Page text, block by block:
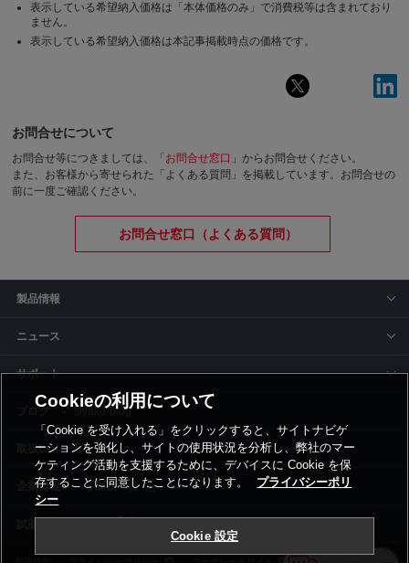
表示している希望納入価格は「本体価格のみ」で消費税等は含まれており
ません。
表示している希望納入価格は本記事掲載時点の価格です。
お問合せについて
お問合せ等につきましては、「 お問合せ窓口 」からお問合せください。
また、お客様から寄せられた「よくある質問」を掲載しています。お問合せの
前に一度ご確認ください。
お問合せ窓口（よくある質問）
製品情報
ニュース
サポート
siyaku-blog
取扱いメーカー
事業所一覧
Cookieの利用について
「Cookie を受け入れる」をクリックすると、サイトナビゲ
ーションを強化し、サイトの使用状況を分析し、弊社のマー
ケティング活動を支援するために、デバイスに Cookie を保
存することに同意したことになります。
プライバシーポリ
シー
Cookie 設定